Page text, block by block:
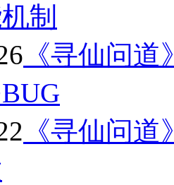
制
《寻仙问
《寻仙问